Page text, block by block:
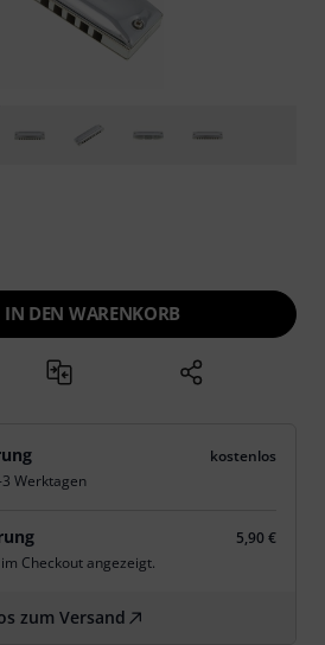
IN DEN WARENKORB
kostenlos
Werktagen
5,90 €
Checkout angezeigt.
zum Versand